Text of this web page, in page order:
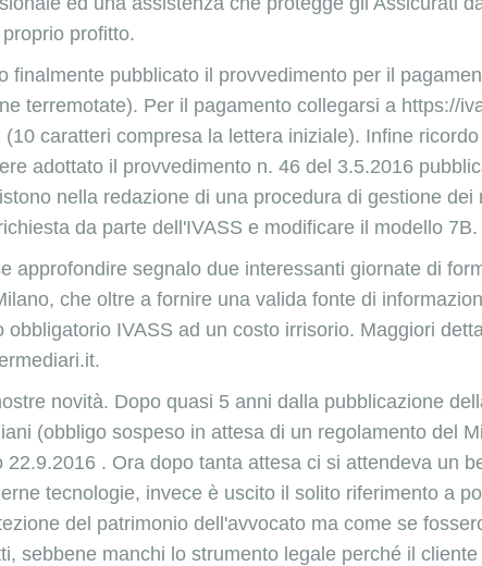
profitto.
finalmente pubblicato il provvedimento per il
terremotate). Per il pagamento collegarsi a https://
(10 caratteri compresa la lettera iniziale). Infine
adottato il provvedimento n. 46 del 3.5.2016
nella redazione di una procedura di gestione
da parte dell'IVASS e modificare il modello 7B.
approfondire segnalo due interessanti giornate di
che oltre a fornire una valida fonte di
obbligatorio IVASS ad un costo irrisorio. Maggiori
.
novità. Dopo quasi 5 anni dalla pubblicazione
(obbligo sospeso in attesa di un regolamento del
22.9.2016 . Ora dopo tanta attesa ci si attendeva un
tecnologie, invece è uscito il solito riferimento a
del patrimonio dell'avvocato ma come se
sebbene manchi lo strumento legale perché il